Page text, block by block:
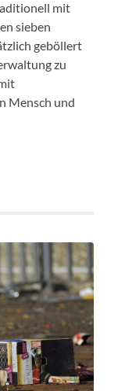
mit
sieben
geböllert
zu
Mensch und